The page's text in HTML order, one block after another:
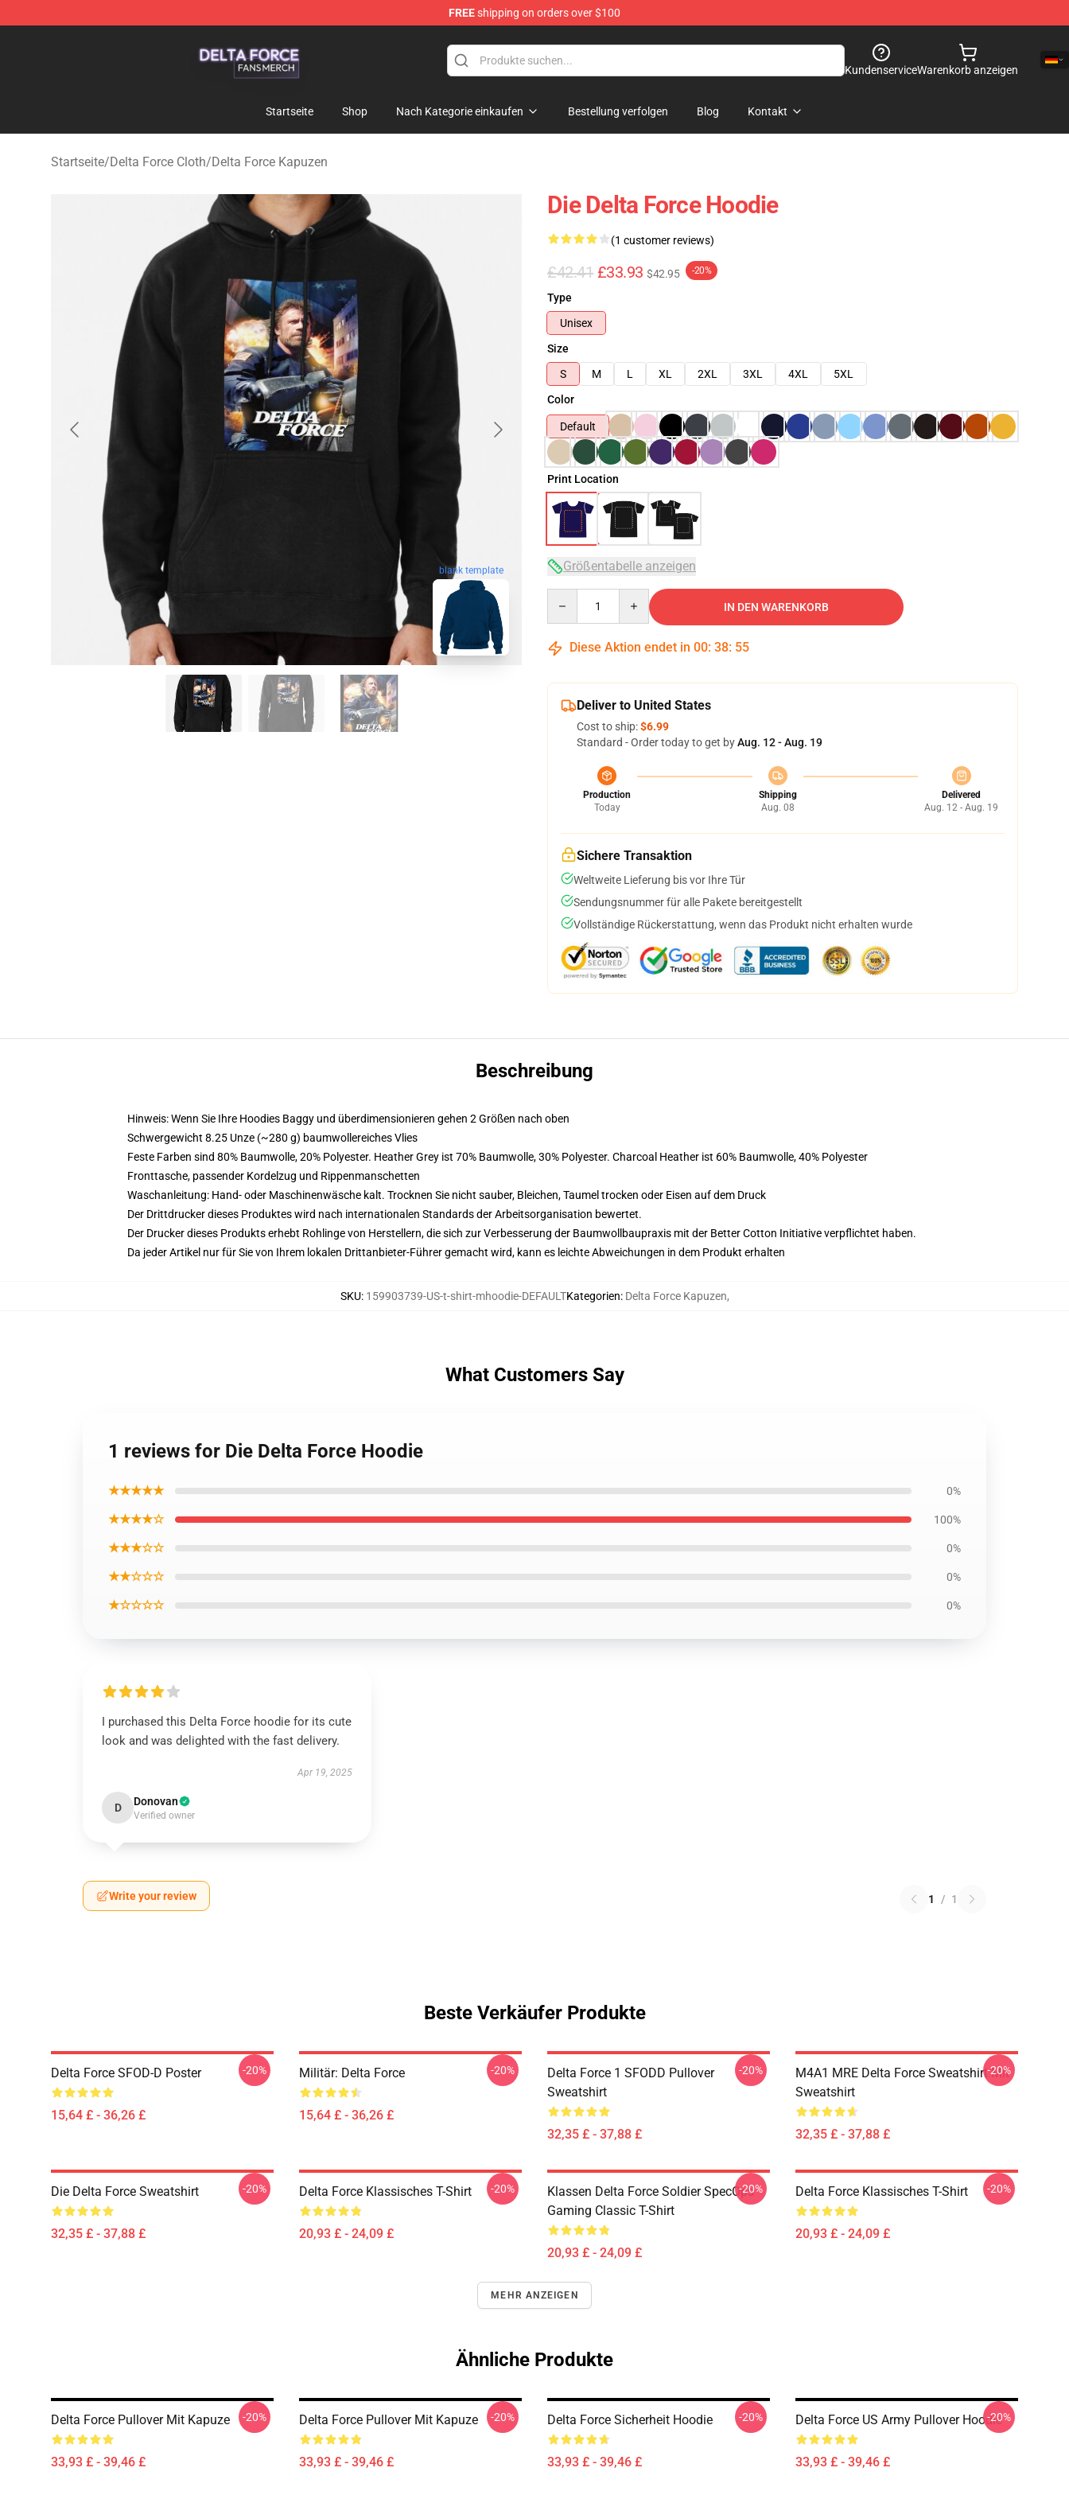
FREEshipping on orders over $100
KundenserviceWarenkorb anzeigen
Startseite Shop Nach Kategorie einkaufen Bestellung verfolgen Blog Kontakt
Startseite/Delta Force Cloth/Delta Force Kapuzen
blank template
Die Delta Force Hoodie
(1 customer reviews)
£42.41 £33.93 $42.95 -20%
Type
Unisex
Size
S
M L XL 2XL 3XL 4XL
5XL
Color
Default
Print Location
Größentabelle anzeigen
IN DEN WARENKORB
Diese Aktion endet in 00: 38: 54
Deliver to United States
Cost to ship:$6.99
Standard - Order today to get byAug. 12 - Aug. 19
Production
Today
Shipping
Aug. 08
Delivered
Aug. 12 - Aug. 19
Sichere Transaktion
Weltweite Lieferung bis vor Ihre Tür
Sendungsnummer für alle Pakete bereitgestellt
Vollständige Rückerstattung, wenn das Produkt nicht erhalten wurde
Beschreibung
Hinweis: Wenn Sie Ihre Hoodies Baggy und überdimensionieren gehen 2 Größen nach oben
Schwergewicht 8.25 Unze (~280 g) baumwollereiches Vlies
Feste Farben sind 80% Baumwolle, 20% Polyester. Heather Grey ist 70% Baumwolle, 30% Polyester. Charcoal Heather ist 60% Baumwolle, 40% Polyester
Fronttasche, passender Kordelzug und Rippenmanschetten
Waschanleitung: Hand- oder Maschinenwäsche kalt. Trocknen Sie nicht sauber, Bleichen, Taumel trocken oder Eisen auf dem Druck
Der Drittdrucker dieses Produktes wird nach internationalen Standards der Arbeitsorganisation bewertet.
Der Drucker dieses Produkts erhebt Rohlinge von Herstellern, die sich zur Verbesserung der Baumwollbaupraxis mit der Better Cotton Initiative verpflichtet haben.
Da jeder Artikel nur für Sie von Ihrem lokalen Drittanbieter-Führer gemacht wird, kann es leichte Abweichungen in dem Produkt erhalten
SKU: 159903739-US-t-shirt-mhoodie-DEFAULTKategorien: Delta Force Kapuzen,
What Customers Say
1 reviews for Die Delta Force Hoodie
★★★★★ 0%
★★★★☆ 100%
★★★☆☆ 0%
★★☆☆☆ 0%
★☆☆☆☆ 0%
I purchased this Delta Force hoodie for its cute
look and was delighted with the fast delivery.
Apr 19, 2025
D Donovan
Verified owner
Write your review 1 / 1
Beste Verkäufer Produkte
Delta Force SFOD-D Poster
15,64 £ - 36,26 £
-20% Militär: Delta Force
15,64 £ - 36,26 £
-20%
Delta Force 1 SFODD Pullover
Sweatshirt
32,35 £ - 37,88 £
-20%
M4A1 MRE Delta Force Sweatshirt Mit
Sweatshirt
32,35 £ - 37,88 £
-20%
Die Delta Force Sweatshirt
32,35 £ - 37,88 £
-20% Delta Force Klassisches T-Shirt
20,93 £ - 24,09 £
-20%
Klassen Delta Force Soldier SpecOps
Gaming Classic T-Shirt
20,93 £ - 24,09 £
-20% Delta Force Klassisches T-Shirt
20,93 £ - 24,09 £
-20%
MEHR ANZEIGEN
Ähnliche Produkte
Delta Force Pullover Mit Kapuze
33,93 £ - 39,46 £
-20% Delta Force Pullover Mit Kapuze
33,93 £ - 39,46 £
-20% Delta Force Sicherheit Hoodie
33,93 £ - 39,46 £
-20% Delta Force US Army Pullover Hoodie
33,93 £ - 39,46 £
-20%